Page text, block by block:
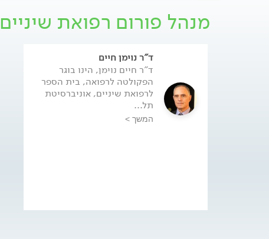
מנהל פורום רפואת שיניים
ד"ר נוימן חיים
ד"ר חיים נוימן, הינו בוגר
הפקולטה לרפואה, בית הספר
לרפואת שיניים, אוניברסיטת
תל...
המשך >